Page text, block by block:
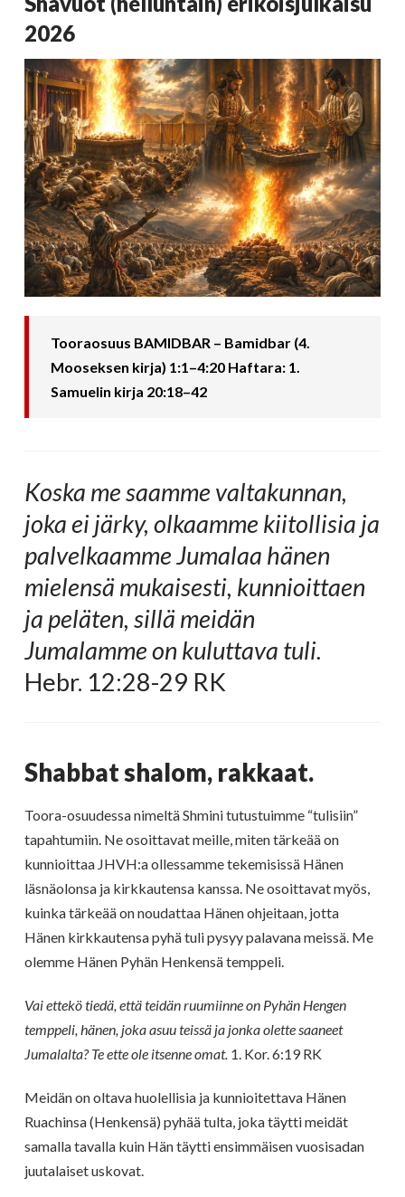
2026
Tooraosuus BAMIDBAR – Bamidbar (4.
Mooseksen kirja) 1:1–4:20 Haftara: 1.
Samuelin kirja 20:18–42
Koska me saamme valtakunnan,
joka ei järky, olkaamme kiitollisia ja
palvelkaamme Jumalaa hänen
mielensä mukaisesti, kunnioittaen
ja peläten, sillä meidän
Jumalamme on kuluttava tuli.
Hebr. 12:28-29 RK
Shabbat shalom, rakkaat.
Toora-osuudessa nimeltä Shmini tutustuimme “tulisiin”
tapahtumiin. Ne osoittavat meille, miten tärkeää on
kunnioittaa JHVH:a ollessamme tekemisissä Hänen
läsnäolonsa ja kirkkautensa kanssa. Ne osoittavat myös,
kuinka tärkeää on noudattaa Hänen ohjeitaan, jotta
Hänen kirkkautensa pyhä tuli pysyy palavana meissä. Me
olemme Hänen Pyhän Henkensä temppeli.
Vai ettekö tiedä, että teidän ruumiinne on Pyhän Hengen
temppeli, hänen, joka asuu teissä ja jonka olette saaneet
Jumalalta? Te ette ole itsenne omat. 1. Kor. 6:19 RK
Meidän on oltava huolellisia ja kunnioitettava Hänen
Ruachinsa (Henkensä) pyhää tulta, joka täytti meidät
samalla tavalla kuin Hän täytti ensimmäisen vuosisadan
juutalaiset uskovat.